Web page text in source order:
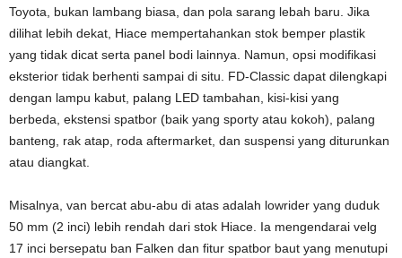
Toyota, bukan lambang biasa, dan pola sarang lebah baru. Jika
dilihat lebih dekat, Hiace mempertahankan stok bemper plastik
yang tidak dicat serta panel bodi lainnya. Namun, opsi modifikasi
eksterior tidak berhenti sampai di situ. FD-Classic dapat dilengkapi
dengan lampu kabut, palang LED tambahan, kisi-kisi yang
berbeda, ekstensi spatbor (baik yang sporty atau kokoh), palang
banteng, rak atap, roda aftermarket, dan suspensi yang diturunkan
atau diangkat.
Misalnya, van bercat abu-abu di atas adalah lowrider yang duduk
50 mm (2 inci) lebih rendah dari stok Hiace. Ia mengendarai velg
17 inci bersepatu ban Falken dan fitur spatbor baut yang menutupi